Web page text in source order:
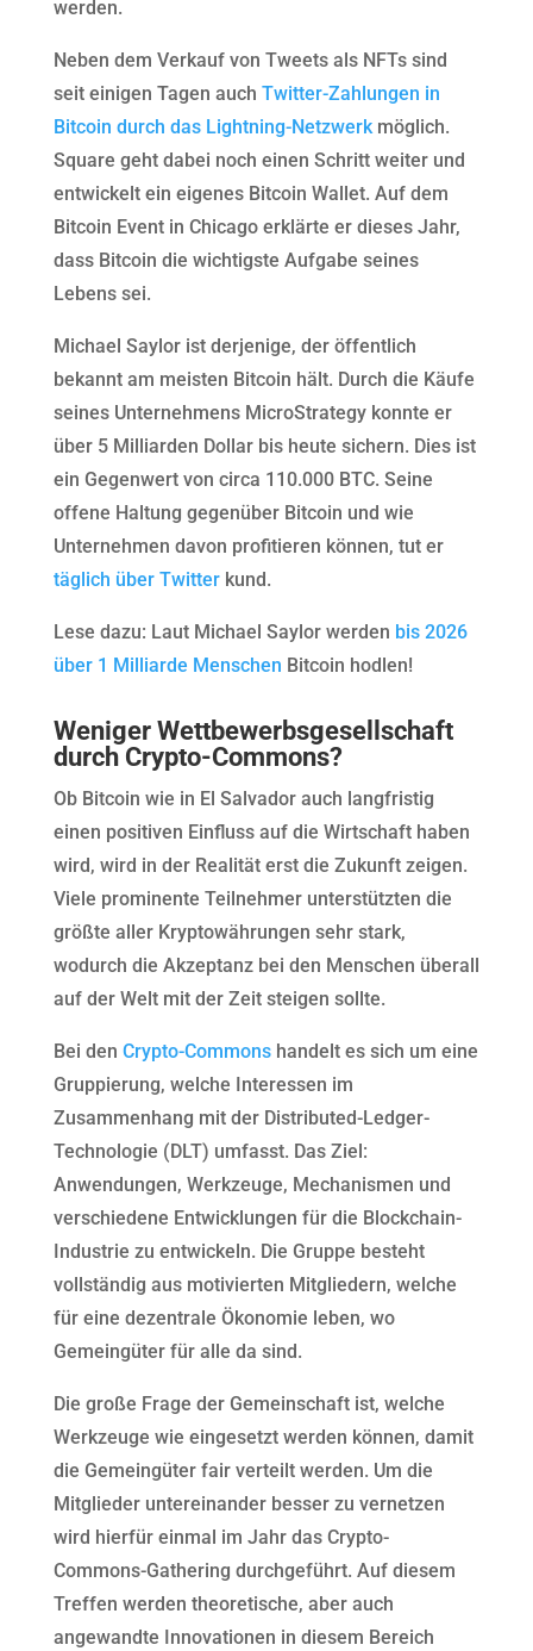
werden.
Neben dem Verkauf von Tweets als NFTs sind
seit einigen Tagen auch Twitter-Zahlungen in
Bitcoin durch das Lightning-Netzwerkmöglich.
Square geht dabei noch einen Schritt weiter und
entwickelt ein eigenes Bitcoin Wallet. Auf dem
Bitcoin Event in Chicago erklärte er dieses Jahr,
dass Bitcoin die wichtigste Aufgabe seines
Lebens sei.
Michael Saylor ist derjenige, der öffentlich
bekannt am meisten Bitcoin hält. Durch die Käufe
seines Unternehmens MicroStrategy konnte er
über 5 Milliarden Dollar bis heute sichern. Dies ist
ein Gegenwert von circa 110.000 BTC. Seine
offene Haltung gegenüber Bitcoin und wie
Unternehmen davon profitieren können, tut er
täglich über Twitterkund.
Lese dazu: Laut Michael Saylor werden bis 2026
über 1 Milliarde Menschen Bitcoin hodlen!
Weniger Wettbewerbsgesellschaft
durch Crypto-Commons?
Ob Bitcoin wie in El Salvador auch langfristig
einen positiven Einfluss auf die Wirtschaft haben
wird, wird in der Realität erst die Zukunft zeigen.
Viele prominente Teilnehmer unterstützten die
größte aller Kryptowährungen sehr stark,
wodurch die Akzeptanz bei den Menschen überall
auf der Welt mit der Zeit steigen sollte.
Bei den Crypto-Commonshandelt es sich um eine
Gruppierung, welche Interessen im
Zusammenhang mit der Distributed-Ledger-
Technologie (DLT) umfasst. Das Ziel:
Anwendungen, Werkzeuge, Mechanismen und
verschiedene Entwicklungen für die Blockchain-
Industrie zu entwickeln. Die Gruppe besteht
vollständig aus motivierten Mitgliedern, welche
für eine dezentrale Ökonomie leben, wo
Gemeingüter für alle da sind.
Die große Frage der Gemeinschaft ist, welche
Werkzeuge wie eingesetzt werden können, damit
die Gemeingüter fair verteilt werden. Um die
Mitglieder untereinander besser zu vernetzen
wird hierfür einmal im Jahr das Crypto-
Commons-Gathering durchgeführt. Auf diesem
Treffen werden theoretische, aber auch
angewandte Innovationen in diesem Bereich